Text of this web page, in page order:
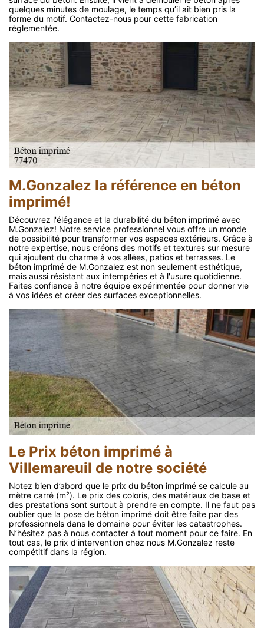
quelques minutes de moulage, le temps qu’il ait bien pris la
forme du motif. Contactez-nous pour cette fabrication
règlementée.
M.Gonzalez la référence en béton
imprimé!
Découvrez l'élégance et la durabilité du béton imprimé avec
M.Gonzalez! Notre service professionnel vous offre un monde
de possibilité pour transformer vos espaces extérieurs. Grâce à
notre expertise, nous créons des motifs et textures sur mesure
qui ajoutent du charme à vos allées, patios et terrasses. Le
béton imprimé de M.Gonzalez est non seulement esthétique,
mais aussi résistant aux intempéries et à l'usure quotidienne.
Faites confiance à notre équipe expérimentée pour donner vie
à vos idées et créer des surfaces exceptionnelles.
Le Prix béton imprimé à
Villemareuil de notre société
Notez bien d’abord que le prix du béton imprimé se calcule au
mètre carré (m²). Le prix des coloris, des matériaux de base et
des prestations sont surtout à prendre en compte. Il ne faut pas
oublier que la pose de béton imprimé doit être faite par des
professionnels dans le domaine pour éviter les catastrophes.
N’hésitez pas à nous contacter à tout moment pour ce faire. En
tout cas, le prix d’intervention chez nous M.Gonzalez reste
compétitif dans la région.